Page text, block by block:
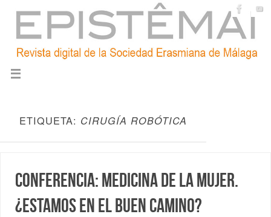
ETIQUETA: CIRUGÍA ROBÓTICA
Conferencia: Medicina de la mujer.
¿Estamos en el buen camino?